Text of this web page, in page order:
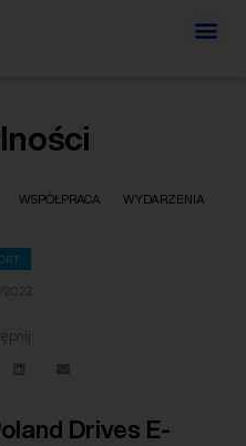
WSPÓŁPRACA WYDARZENIA
Drives E-